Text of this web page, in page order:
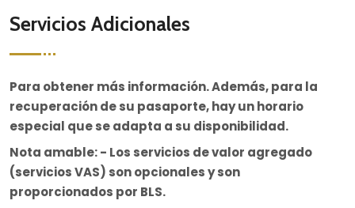
Servicios Adicionales
Para obtener más información. Además, para la
recuperación de su pasaporte, hay un horario
especial que se adapta a su disponibilidad.
Nota amable: - Los servicios de valor agregado
(servicios VAS) son opcionales y son
proporcionados por BLS.